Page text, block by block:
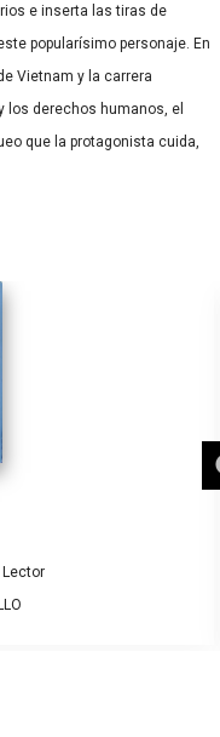
e inserta las tiras de
popularísimo personaje. En
Vietnam y la carrera
derechos humanos, el
que la protagonista cuida,
Lector